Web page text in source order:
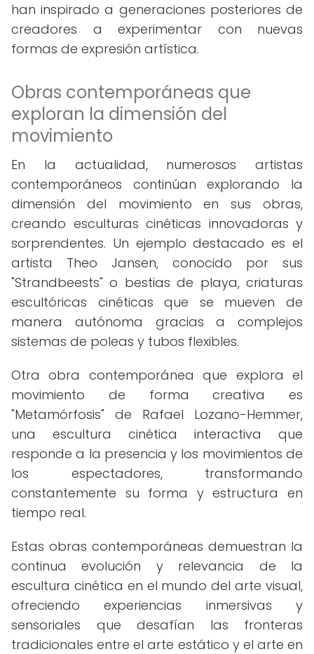
han inspirado a generaciones posteriores de
creadores a experimentar con nuevas
formas de expresión artística.
Obras contemporáneas que
exploran la dimensión del
movimiento
En la actualidad, numerosos artistas
contemporáneos continúan explorando la
dimensión del movimiento en sus obras,
creando esculturas cinéticas innovadoras y
sorprendentes. Un ejemplo destacado es el
artista Theo Jansen, conocido por sus
"Strandbeests" o bestias de playa, criaturas
escultóricas cinéticas que se mueven de
manera autónoma gracias a complejos
sistemas de poleas y tubos flexibles.
Otra obra contemporánea que explora el
movimiento de forma creativa es
"Metamórfosis" de Rafael Lozano-Hemmer,
una escultura cinética interactiva que
responde a la presencia y los movimientos de
los espectadores, transformando
constantemente su forma y estructura en
tiempo real.
Estas obras contemporáneas demuestran la
continua evolución y relevancia de la
escultura cinética en el mundo del arte visual,
ofreciendo experiencias inmersivas y
sensoriales que desafían las fronteras
tradicionales entre el arte estático y el arte en